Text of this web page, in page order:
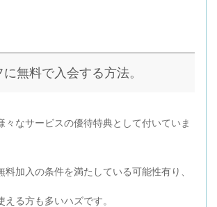
無料で入会する方法。
々なサービスの優待特典として付いていま
料加入の条件を満たしている可能性有り、
える方も多いハズです。